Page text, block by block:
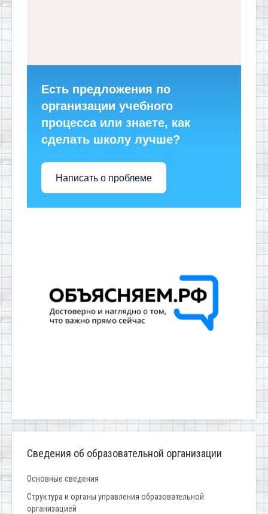
Есть предложения по
организации учебного
процесса или знаете, как
сделать школу лучше?
Написать о проблеме
Сведения об образовательной организации
Основные сведения
Структура и органы управления образовательной
организацией